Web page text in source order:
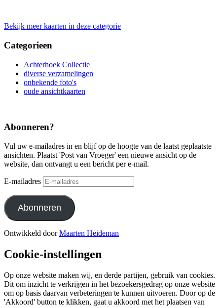
Bekijk meer kaarten in deze categorie
Categorieen
Achterhoek Collectie
diverse verzamelingen
onbekende foto's
oude ansichtkaarten
Abonneren?
Vul uw e-mailadres in en blijf op de hoogte van de laatst geplaatste
ansichten. Plaatst 'Post van Vroeger' een nieuwe ansicht op de
website, dan ontvangt u een bericht per e-mail.
E-mailadres
Abonneren
Ontwikkeld doorMaarten Heideman
Cookie-instellingen
Op onze website maken wij, en derde partijen, gebruik van cookies.
Dit om inzicht te verkrijgen in het bezoekersgedrag op onze website
om op basis daarvan verbeteringen te kunnen uitvoeren. Door op de
'Akkoord' button te klikken, gaat u akkoord met het plaatsen van